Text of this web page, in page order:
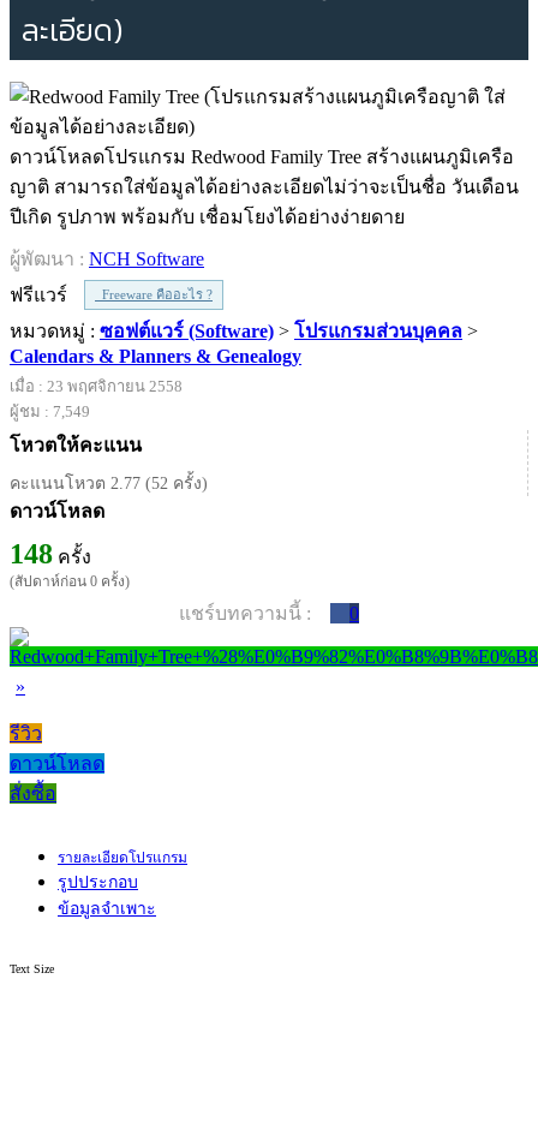
ละเอียด)
ดาวน์โหลดโปรแกรม Redwood Family Tree สร้างแผนภูมิเครือ
ญาติ สามารถใส่ข้อมูลได้อย่างละเอียดไม่ว่าจะเป็นชื่อ วันเดือน
ปีเกิด รูปภาพ พร้อมกับ เชื่อมโยงได้อย่างง่ายดาย
ผู้พัฒนา : NCH Software
ฟรีแวร์
Freeware คืออะไร ?
หมวดหมู่ : ซอฟต์แวร์ (Software) > โปรแกรมส่วนบุคคล >
Calendars & Planners & Genealogy
เมื่อ : 23 พฤศจิกายน 2558
ผู้ชม : 7,549
โหวตให้คะแนน
คะแนนโหวต 2.77 (52 ครั้ง)
ดาวน์โหลด
148 ครั้ง
(สัปดาห์ก่อน 0 ครั้ง)
แชร์บทความนี้ : 0
»
รีวิว
ดาวน์โหลด
สั่งซื้อ
รายละเอียดโปรแกรม
รูปประกอบ
ข้อมูลจำเพาะ
Text Size